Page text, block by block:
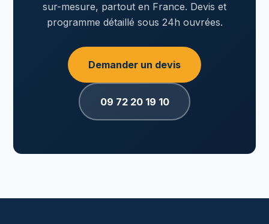
sur-mesure, partout en France. Devis et
programme détaillé sous 24h ouvrées.
Demander un devis
09 72 20 19 10